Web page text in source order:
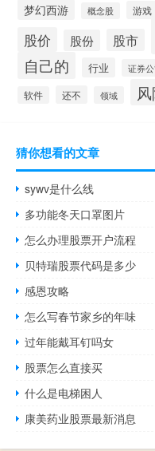
梦幻西游 概念股 游戏
股价 股份 股市
自己的 行业 证券公
软件 还不 领域
猜你想看的文章
sywv是什么线
多功能冬天口罩图片
怎么办理股票开户流程
贝特瑞股票代码是多少
感恩攻略
怎么写春节家乡的年味
过年能戴耳钉吗女
股票怎么直接买
什么是电梯困人
康美药业股票最新消息